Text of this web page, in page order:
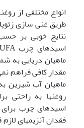
انواع مختلفی از
طریق غنی سازی
نتایج خوبی بر
ماهیان دریایی به
روغنها به راحتی
اسیدهای چرب
فقدان آنزیمهای